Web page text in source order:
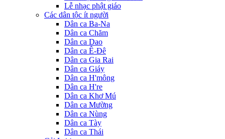
Lễ nhạc phật giáo
Các dân tộc ít người
Dân ca Ba-Na
Dân ca Chăm
Dân ca Dao
Dân ca Ê-Đê
Dân ca Gia Rai
Dân ca Giáy
Dân ca H'mông
Dân ca H're
Dân ca Khơ Mú
Dân ca Mường
Dân ca Nùng
Dân ca Tày
Dân ca Thái